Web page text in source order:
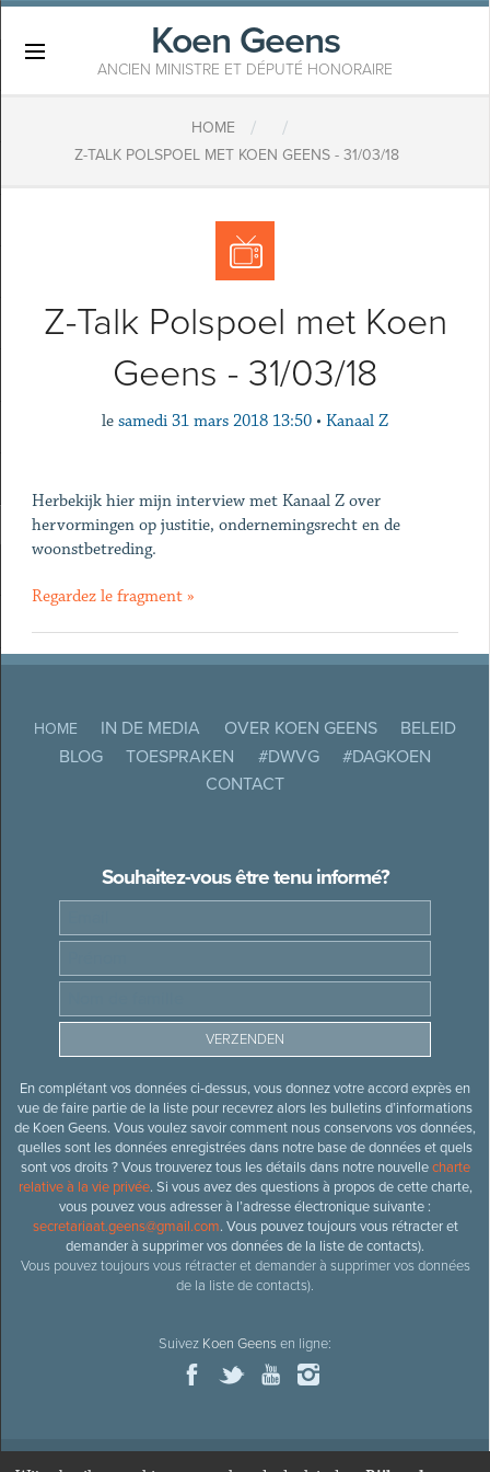
Koen Geens
ANCIEN MINISTRE ET DÉPUTÉ HONORAIRE
HOME / /
Z-TALK POLSPOEL MET KOEN GEENS - 31/03/18
Z-Talk Polspoel met Koen
Geens - 31/03/18
le samedi 31 mars 2018 13:50 • Kanaal Z
Herbekijk hier mijn interview met Kanaal Z over
hervormingen op justitie, ondernemingsrecht en de
woonstbetreding.
Regardez le fragment »
HOME IN DE MEDIA OVER KOEN GEENS
BELEID
BLOG
TOESPRAKEN #DWVG
#DAGKOEN
CONTACT
Souhaitez-vous être tenu informé?
En complétant vos données ci-dessus, vous donnez votre accord exprès en
vue de faire partie de la liste pour recevrez alors les bulletins d’informations
de Koen Geens. Vous voulez savoir comment nous conservons vos données,
quelles sont les données enregistrées dans notre base de données et quels
sont vos droits ? Vous trouverez tous les détails dans notre nouvellecharte
relative à la vie privée. Si vous avez des questions à propos de cette charte,
vous pouvez vous adresser à l’adresse électronique suivante :
secretariaat.geens@gmail.com. Vous pouvez toujours vous rétracter et
demander à supprimer vos données de la liste de contacts).
Vous pouvez toujours vous rétracter et demander à supprimer vos données
de la liste de contacts).
Suivez Koen Geensen ligne: